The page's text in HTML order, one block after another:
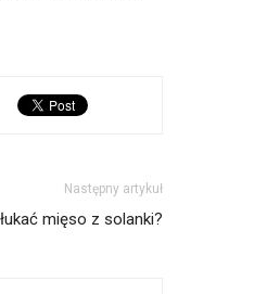
Następny artykuł
mięso z solanki?